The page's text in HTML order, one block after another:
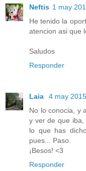
Neftis 1 may
He tenido la
atencion asi que
Saludos
Responder
Laia
4 may
No lo conocia, y
y ver de que iba,
lo que has
pues... Paso.
¡Besos! <3
Responder